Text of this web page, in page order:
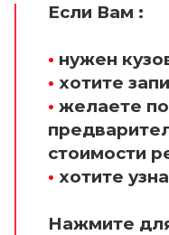
Если Вам :
• нужен
• хотите
• желаете
стоимости
• хотите
Нажмите